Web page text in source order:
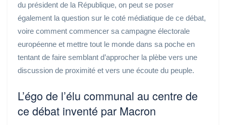
du président de la République, on peut se poser
également la question sur le coté médiatique de ce débat,
voire comment commencer sa campagne électorale
européenne et mettre tout le monde dans sa poche en
tentant de faire semblant d’approcher la plèbe vers une
discussion de proximité et vers une écoute du peuple.
L’égo de l’élu communal au centre de
ce débat inventé par Macron